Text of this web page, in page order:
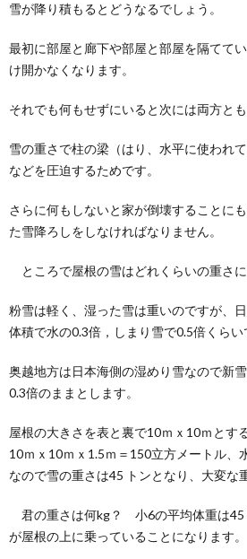
雪が降り積もるとどうなるでしょう。
最初に部屋と廊下や部屋と部屋を隔てて
け開かなくなります。
それでも何もせずにいると次には両方と
雪の重さで柱の梁（はり、水平に使われ
などを圧迫するためです。
さらに何もしないと家が倒壊することに
た雪降ろしをしなければなりません。
ところで屋根の雪はどれくらいの重さ
粉雪は軽く、湿った雪は重いのですが、
体積で水の0.3倍，しまり雪で0.5倍くらい
奥越地方は日本海側の湿めり雪なので新
0.3倍のままとします。
屋根の大きさを表と裏で10ｍｘ10ｍとす
10ｍｘ10ｍｘ1.5ｍ＝150立方メートル、
なので雪の重さは45 トンとなり、大変な
君の重さは何kg？ 小6の平均体重は45
が屋根の上に乗っていることになります。